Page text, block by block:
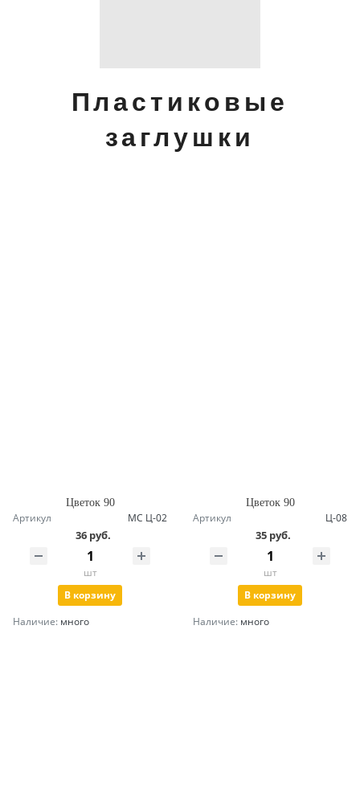
Пластиковые
заглушки
Цветок 90
Артикул МС Ц-02
36 руб.
шт
В корзину
Наличие: много
Цветок 90
Артикул Ц-08
35 руб.
шт
В корзину
Наличие: много